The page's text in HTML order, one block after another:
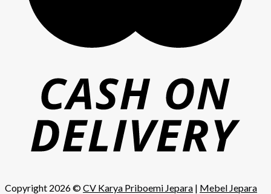
Copyright 2026 ©CV Karya Priboemi Jepara | Mebel Jepara